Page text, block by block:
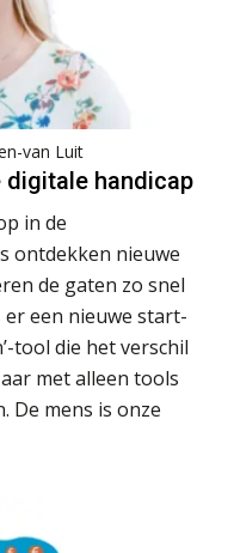
van Luit
digitale handicap
in de
ontdekken nieuwe
de gaten zo snel
er een nieuwe start-
tool die het verschil
met alleen tools
De mens is onze
met de Wet
voor de
arbeidsrelatie als
zo begeleid je jouw
Nederlanders in de knel
van de INT bij
en aangiften van erf-
om je loopbaan onder